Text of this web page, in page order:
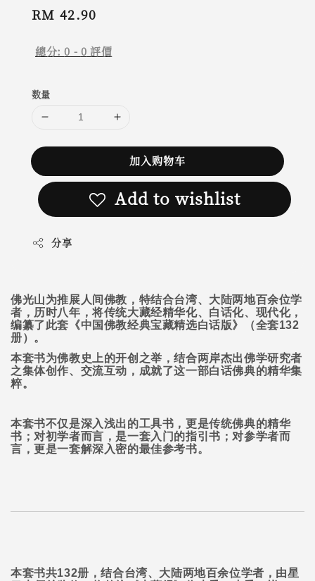
Regular
RM 42.90
總分:0 - 0 評價
数量
加入购物车
Add to wishlist
分享
佛光山为推展人间佛教，特结合台湾、大陆两地百余位学
者，历时八年，将传统大藏经精华化、白话化、现代化，
编纂了此套《中国佛教经典宝藏精选白话版》（全套132
册）。
本套书为佛教史上的开创之举，结合两岸杰出佛学研究者
之集体创作、交流互动，成就了这一部白话佛典的精华集
粹。
本套书不仅是深入浅出的工具书，更是传统佛典的精华
书；对初学者而言，是一套入门的指引书；对参学者而
言，更是一套解深入密的最佳参考书。
本套书共132册，结合台湾、大陆两地百余位学者，由星